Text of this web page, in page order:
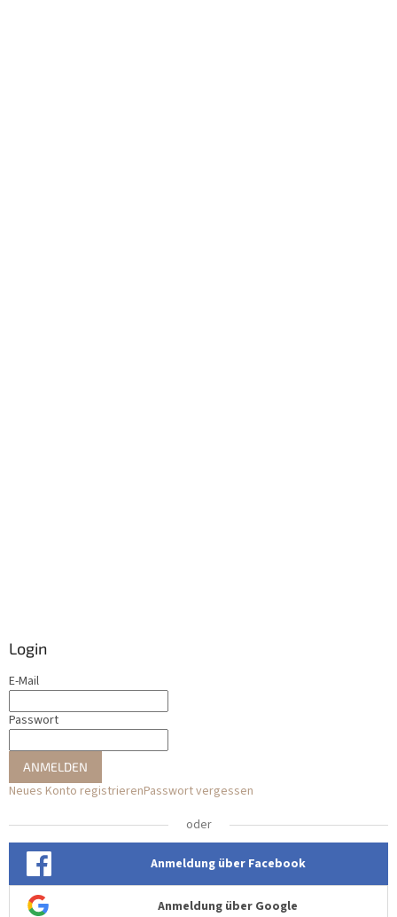
Login
E-Mail
Passwort
ANMELDEN
Neues Konto registrierenPasswort vergessen
oder
Anmeldung über Facebook
Anmeldung über Google